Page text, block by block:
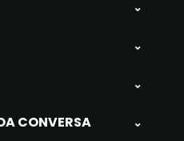
⌄
⌄
⌄
CONVERSA ⌄